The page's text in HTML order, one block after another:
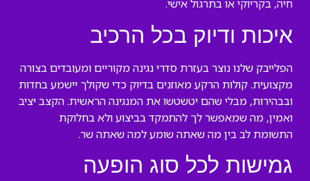
חיה, בקריוקי או בתרגול אישי.
איכות ודיוק בכל הרכיב
הפלייבק שלנו נוצר בעזרת סדרי נגינה מקוריים ומעובדים בצורה
מקצועית. קולות הרקע מאוזנים בדיוק כדי שקולך יישמע בחדות
ובבהירות, מבלי שהם יטשטשו את המנגינה הראשית. הקצב יציב
ואמין, מה שמאפשר לך להתמקד בביצוע ולא בחלוקת
התשומת לב בין מה שאתה שומע למה שאתה שר.
גמישות לכל סוג הופעה